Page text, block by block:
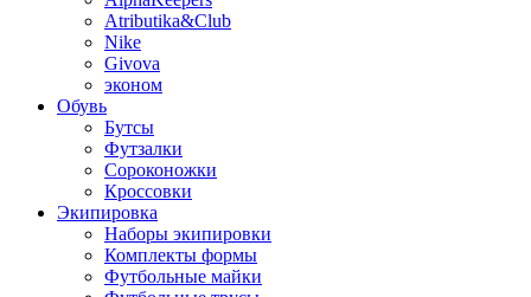
Atributika&Club
Nike
Givova
эконом
Обувь
Бутсы
Футзалки
Сороконожки
Кроссовки
Экипировка
Наборы экипировки
Комплекты формы
Футбольные майки